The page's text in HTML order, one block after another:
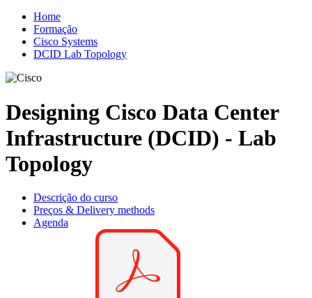
Home
Formação
Cisco Systems
DCID Lab Topology
Designing Cisco Data Center
Infrastructure (DCID) - Lab
Topology
Descrição do curso
Preços & Delivery methods
Agenda